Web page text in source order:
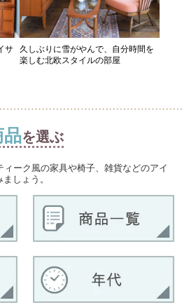
サ 久しぶりに雪がやんで、自分時間を
楽しむ北欧スタイルの部屋
を選ぶ
ーク風の家具や椅子、雑貨などのアイ
しょう。